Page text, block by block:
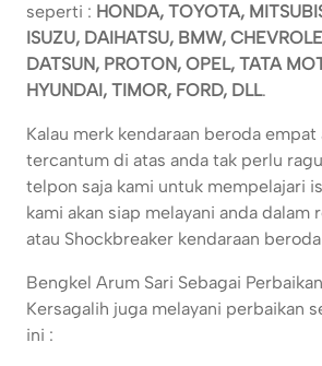
seperti : HONDA, TOYOTA,
ISUZU, DAIHATSU, BMW,
DATSUN, PROTON, OPEL, TATA
HYUNDAI, TIMOR, FORD, DLL.
Kalau merk kendaraan beroda empat
tercantum di atas anda tak perlu
telpon saja kami untuk mempelajari
kami akan siap melayani anda dalam
atau Shockbreaker kendaraan
Bengkel Arum Sari Sebagai
Kersagalih juga melayani perbaikan
ini :